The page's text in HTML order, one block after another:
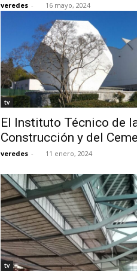
veredes - 16 mayo, 2024
tv
El Instituto Técnico de
Construcción y del
veredes - 11 enero, 2024
tv